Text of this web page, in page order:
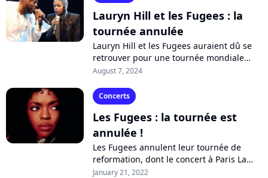
Lauryn Hill et les Fugees : la
tournée annulée
Lauryn Hill et les Fugees auraient dû se
retrouver pour une tournée mondiale
événement. Sauf qu'à trois jours du
August 7, 2024
Concerts
Les Fugees : la tournée est
annulée !
Les Fugees annulent leur tournée de
reformation, dont le concert à Paris La
Défense Arena prévu le 19 février. Le
January 21, 2022